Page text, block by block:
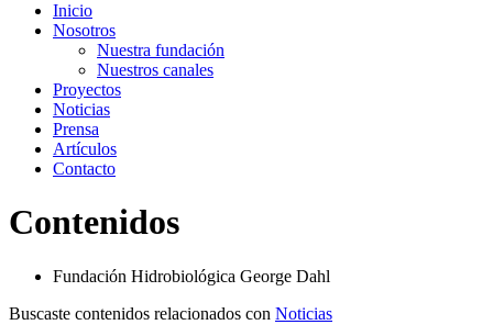
Inicio
Nosotros
Nuestra fundación
Nuestros canales
Proyectos
Noticias
Prensa
Artículos
Contacto
Contenidos
Fundación Hidrobiológica George Dahl
Buscaste contenidos relacionados con Noticias